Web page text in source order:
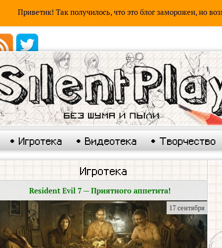
• Игротека • Видеотека • Творчество
Игротека
Resident Evil 7 — Приятного аппетита!
17 сентября
Приветик! Так получилось, что это блог заморожен, но